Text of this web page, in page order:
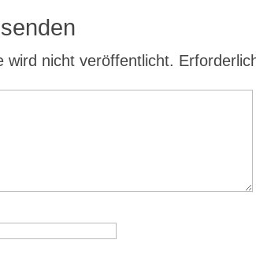
wird nicht veröffentlicht.